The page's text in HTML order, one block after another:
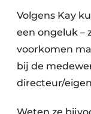
Volgens Kay
een ongeluk –
voorkomen
bij de
directeur/